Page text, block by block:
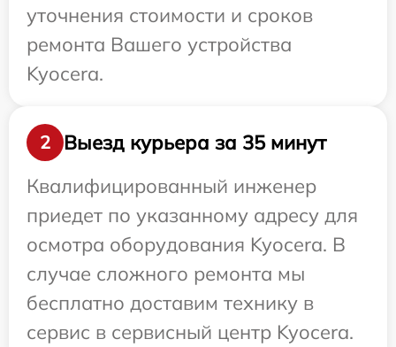
уточнения стоимости и сроков
ремонта Вашего устройства
Kyocera.
2
Выезд курьера за 35 минут
Квалифицированный инженер
приедет по указанному адресу для
осмотра оборудования Kyocera. В
случае сложного ремонта мы
бесплатно доставим технику в
сервис в сервисный центр Kyocera.